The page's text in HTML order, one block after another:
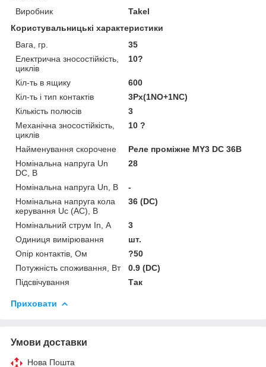
Виробник
Takel
Користувальницькі характеристики
Вага, гр.
35
Електрична зносостійкість,
циклів
10?
Кіл-ть в ящику
600
Кіл-ть і тип контактів
3Px(1NO+1NC)
Кількість полюсів
3
Механічна зносостійкість,
циклів
10 ?
Найменування скорочене
Реле проміжне МY3 DC 36В
Номінальна напруга Un
DC, В
28
Номінальна напруга Un, В
-
Номінальна напруга кола
керування Uс (AC), В
36 (DC)
Номінальний струм In, А
3
Одиниця вимірювання
шт.
Опір контактів, Ом
?50
Потужність споживання, Вт
0.9 (DC)
Підсвічування
Так
Приховати
Умови доставки
Нова Пошта